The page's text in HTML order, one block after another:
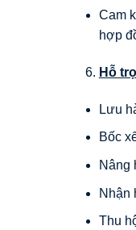
Cam
hợp
Hỗ
Lưu
Bốc
Nâng
Nhận
Thu